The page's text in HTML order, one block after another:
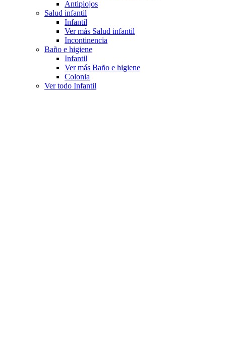
Antipiojos
Salud infantil
Infantil
Ver más Salud infantil
Incontinencia
Baño e higiene
Infantil
Ver más Baño e higiene
Colonia
Ver todo Infantil